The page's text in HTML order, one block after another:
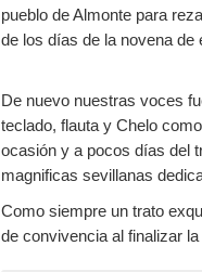
pueblo de Almonte para
de los días de la novena de
De nuevo nuestras voces
teclado, flauta y Chelo
ocasión y a pocos días del
magnificas sevillanas
Como siempre un trato
de convivencia al finalizar